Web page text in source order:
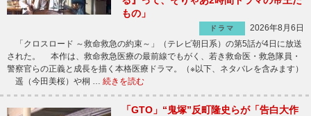
もの」
ドラマ
2026年8月6日
「クロスロード ～救命救急の約束～」（テレビ朝日系）の第5話が4日に放送
された。 本作は、救命救急医療の最前線でもがく、若き救命医・救急隊員・
警察官らの正義と成長を描く本格医療ドラマ。（※以下、ネタバレを含みます）
遥（今田美桜）や桐 … 続きを読む
「GTO」“鬼塚”反町隆史らが「告白大作